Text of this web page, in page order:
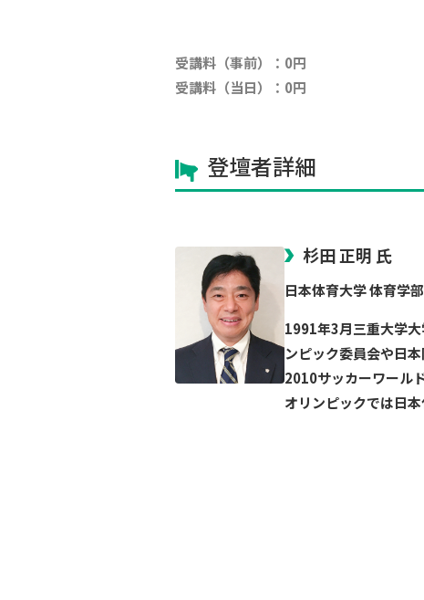
受講料（事前）：0円
受講料（当日）：0円
登壇者詳細
杉田 正明 氏
日本体育大学 体育学
1991年3月三重大学
ンピック委員会や日
2010サッカーワール
オリンピックでは日